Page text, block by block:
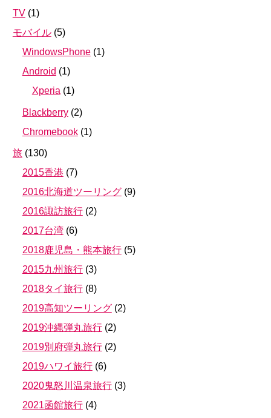
TV (1)
モバイル (5)
WindowsPhone (1)
Android (1)
Xperia (1)
Blackberry (2)
Chromebook (1)
旅 (130)
2015香港 (7)
2016北海道ツーリング (9)
2016諏訪旅行 (2)
2017台湾 (6)
2018鹿児島・熊本旅行 (5)
2015九州旅行 (3)
2018タイ旅行 (8)
2019高知ツーリング (2)
2019沖縄弾丸旅行 (2)
2019別府弾丸旅行 (2)
2019ハワイ旅行 (6)
2020鬼怒川温泉旅行 (3)
2021函館旅行 (4)